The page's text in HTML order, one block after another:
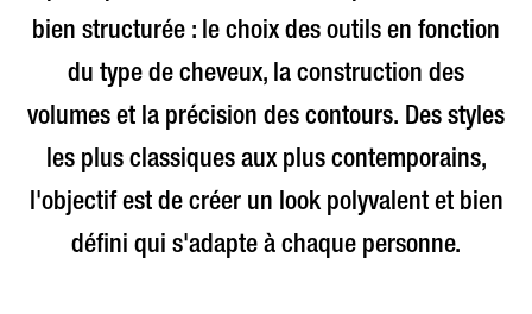
bien structurée : le choix des outils en fonction
du type de cheveux, la construction des
volumes et la précision des contours. Des styles
les plus classiques aux plus contemporains,
l'objectif est de créer un look polyvalent et bien
défini qui s'adapte à chaque personne.